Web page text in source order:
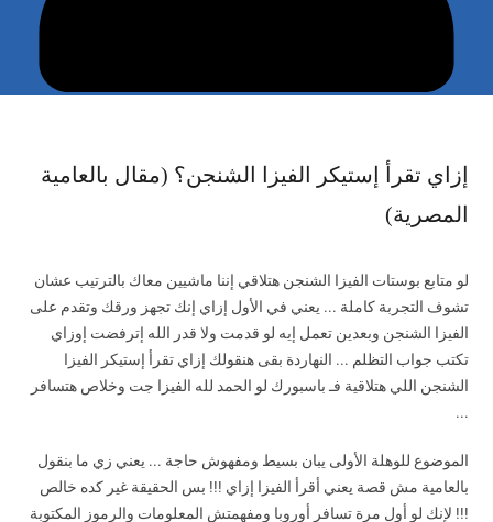
إزاي تقرأ إستيكر الفيزا الشنجن؟ (مقال بالعامية
المصرية)
لو متابع بوستات الفيزا الشنجن هتلاقي إننا ماشيين معاك بالترتيب عشان
تشوف التجربة كاملة ... يعني في الأول إزاي إنك تجهز ورقك وتقدم على
الفيزا الشنجن وبعدين تعمل إيه لو قدمت ولا قدر الله إترفضت إوزاي
تكتب جواب التظلم ... النهاردة بقى هنقولك إزاي تقرأ إستيكر الفيزا
الشنجن اللي هتلاقية فـ باسبورك لو الحمد لله الفيزا جت وخلاص هتسافر
...
الموضوع للوهلة الأولى يبان بسيط ومفهوش حاجة ... يعني زي ما بنقول
بالعامية مش قصة يعني أقرأ الفيزا إزاي !!! بس الحقيقة غير كده خالص
!!! لإنك لو أول مرة تسافر أوروبا ومفهمتش المعلومات والرموز المكتوبة